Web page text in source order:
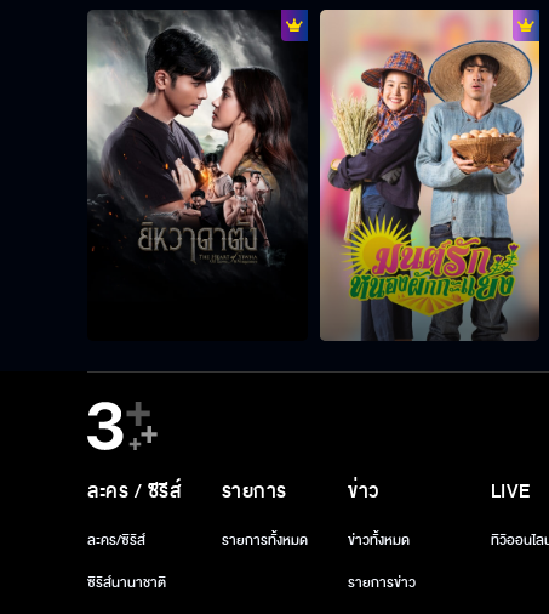
ละคร / ซีรีส์
ละคร/ซีรีส์
ซีรีส์นานาชาติ
รายการ
รายการทั้งหมด
ข่าว
ข่าวทั้งหมด
รายการข่าว
LIVE
ทีวีออนไล